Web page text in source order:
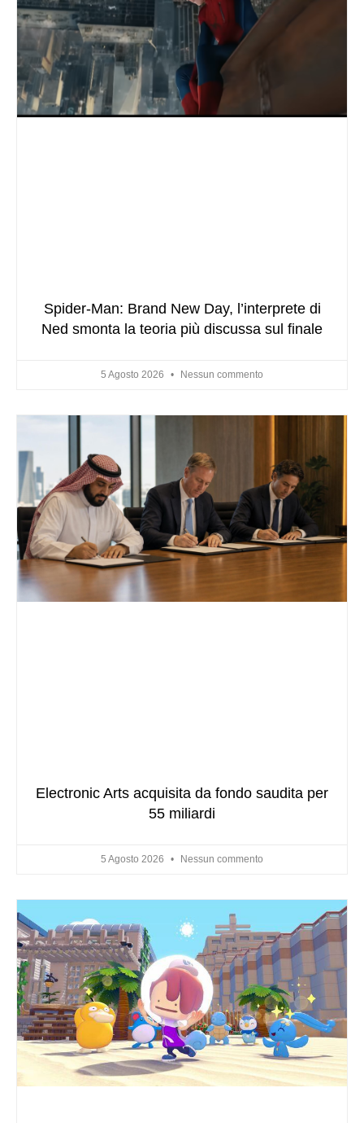
Spider-Man: Brand New Day, l’interprete di
Ned smonta la teoria più discussa sul finale
5 Agosto 2026 Nessun commento
Electronic Arts acquisita da fondo saudita per
55 miliardi
5 Agosto 2026 Nessun commento